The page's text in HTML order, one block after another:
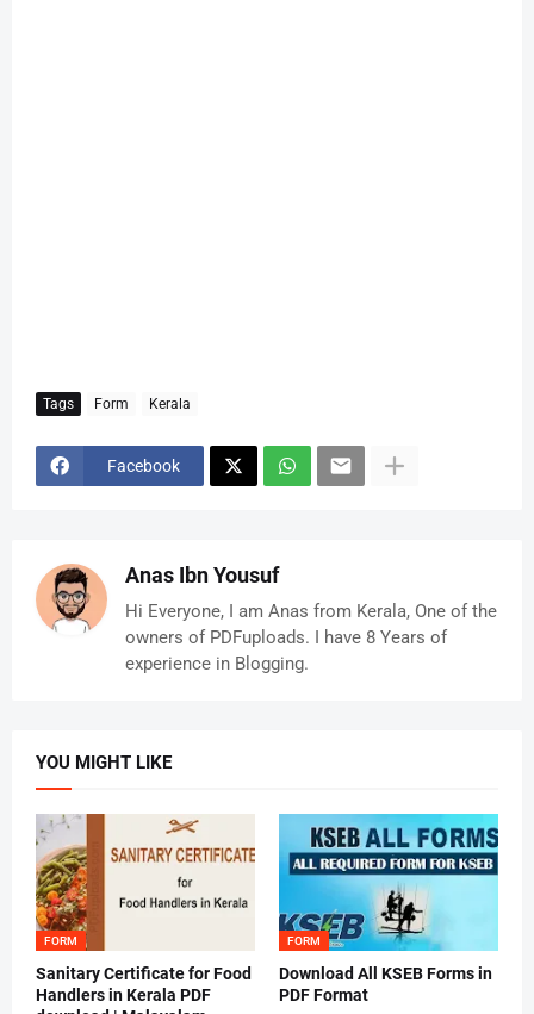
Tags Form Kerala
Facebook
Anas Ibn Yousuf
Hi Everyone, I am Anas from Kerala, One of the
owners of PDFuploads. I have 8 Years of
experience in Blogging.
YOU MIGHT LIKE
FORM
Sanitary Certificate for Food
Handlers in Kerala PDF
FORM
Download All KSEB Forms in
PDF Format